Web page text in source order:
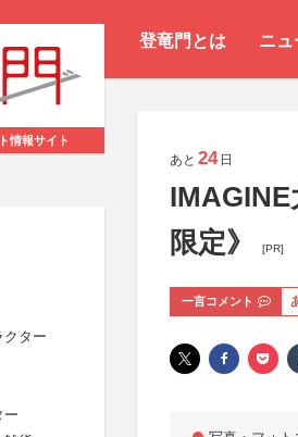
登竜門とは ニュ
情報サイト
クター
ー
あと 24 日
限定》
[PR]
一言コメント